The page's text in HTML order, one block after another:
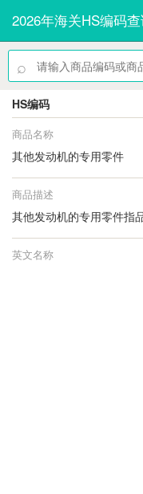
2026年海关HS编码
⌕
HS编码
商品名称
其他发动机的专用零件
商品描述
其他发动机的专用零件指
英文名称